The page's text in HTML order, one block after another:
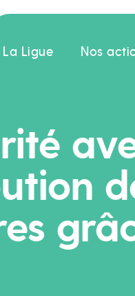
La Ligue Nos